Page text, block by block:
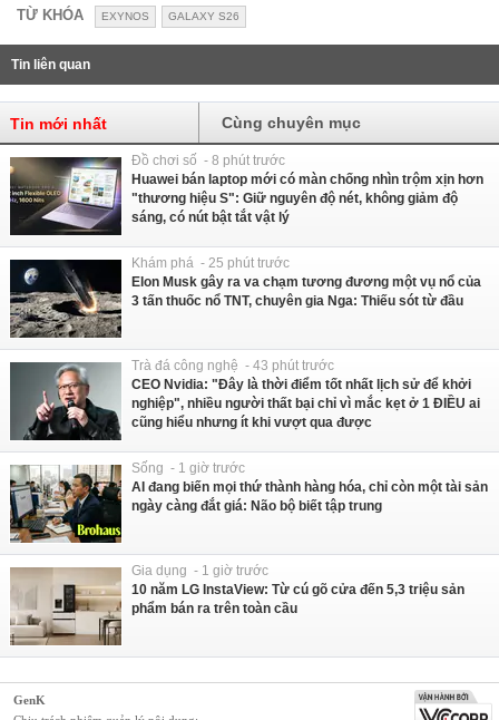
TỪ KHÓA EXYNOS GALAXY S26
Tin liên quan
Tin mới nhất Cùng chuyên mục
Đồ chơi số - 8 phút trước
Huawei bán laptop mới có màn chống nhìn trộm xịn hơn
"thương hiệu S": Giữ nguyên độ nét, không giảm độ
sáng, có nút bật tắt vật lý
Khám phá - 25 phút trước
Elon Musk gây ra va chạm tương đương một vụ nổ của
3 tấn thuốc nổ TNT, chuyên gia Nga: Thiếu sót từ đầu
Trà đá công nghệ - 43 phút trước
CEO Nvidia: "Đây là thời điểm tốt nhất lịch sử để khởi
nghiệp", nhiều người thất bại chỉ vì mắc kẹt ở 1 ĐIỀU ai
cũng hiểu nhưng ít khi vượt qua được
Sống - 1 giờ trước
AI đang biến mọi thứ thành hàng hóa, chỉ còn một tài sản
ngày càng đắt giá: Não bộ biết tập trung
Gia dụng - 1 giờ trước
10 năm LG InstaView: Từ cú gõ cửa đến 5,3 triệu sản
phẩm bán ra trên toàn cầu
GenK